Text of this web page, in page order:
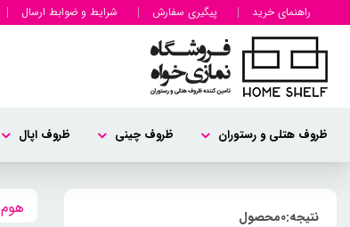
راهنمای خرید پیگیری سفارش شرایط و ضوابط ارسال
ظروف هتلی و رستوران ظروف چینی ظروف اپال
نتیجه:0محصول